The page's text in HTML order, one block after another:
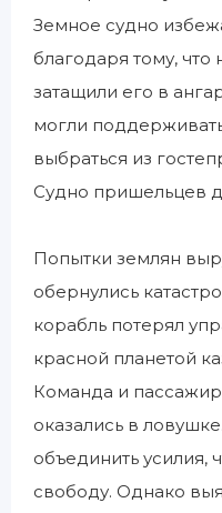
Земное судно
благодаря тому,
затащили его в
могли
выбраться из
Судно пришельцев
Попытки землян
обернулись
корабль потерял
красной планетой
Команда и
оказались в
объединить усилия,
свободу. Однако